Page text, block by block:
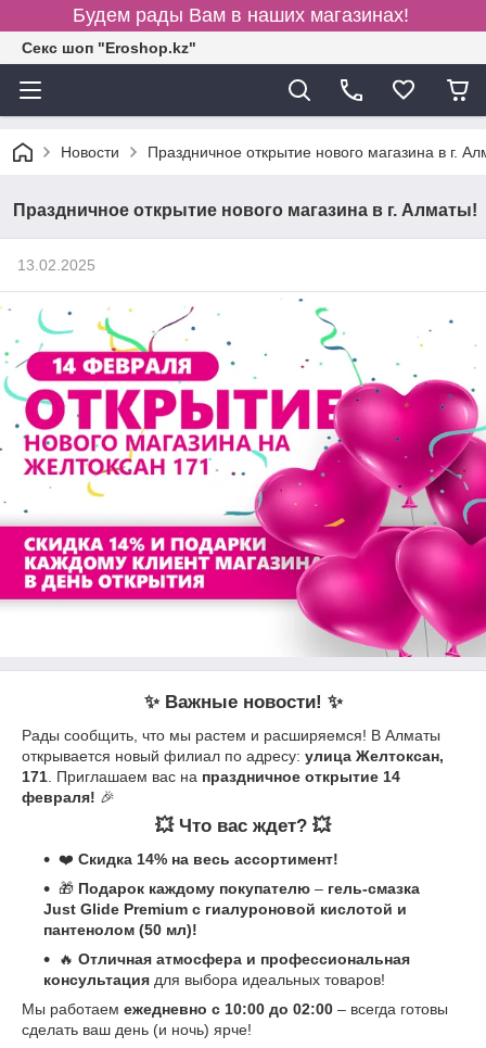
Будем рады Вам в наших магазинах!
Секс шоп "Eroshop.kz"
Новости Праздничное открытие нового магазина в г.
Праздничное открытие нового магазина в г. Алматы!
13.02.2025
✨ Важные новости! ✨
Рады сообщить, что мы растем и расширяемся! В Алматы
открывается новый филиал по адресу: улица Желтоксан,
171 . Приглашаем вас на праздничное открытие 14
февраля! 🎉
💥 Что вас ждет? 💥
❤️ Скидка 14% на весь ассортимент!
🎁 Подарок каждому покупателю – гель-смазка
Just Glide Premium с гиалуроновой кислотой и
пантенолом (50 мл)!
🔥 Отличная атмосфера и профессиональная
консультация для выбора идеальных товаров!
Мы работаем ежедневно с 10:00 до 02:00 – всегда готовы
сделать ваш день (и ночь) ярче!